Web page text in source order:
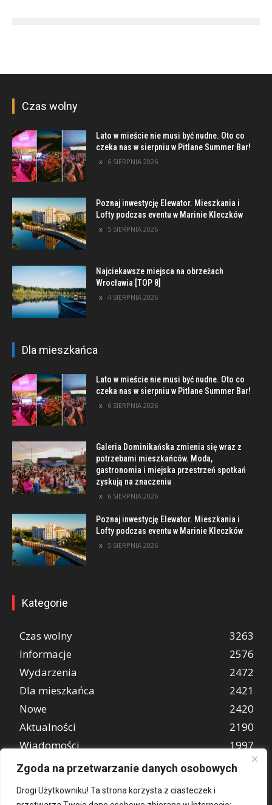
Zgoda na przetwarzanie danych osobowych
Drogi Użytkowniku! Ta strona korzysta z ciasteczek i
Czas wolny
Lato w mieście nie musi być nudne. Oto co
czeka nas w sierpniu w Pitlane Summer Bar!
6 SIERPNIA 2026
Poznaj inwestycję Elewator. Mieszkania i
Lofty podczas eventu w Marinie Kleczków
5 SIERPNIA 2026
Najciekawsze miejsca na obrzeżach
Wrocławia [TOP 8]
4 SIERPNIA 2026
Dla mieszkańca
Lato w mieście nie musi być nudne. Oto co
czeka nas w sierpniu w Pitlane Summer Bar!
6 SIERPNIA 2026
Galeria Dominikańska zmienia się wraz z
potrzebami mieszkańców. Moda,
gastronomia i miejska przestrzeń spotkań
zyskują na znaczeniu
6 SIERPNIA 2026
Poznaj inwestycję Elewator. Mieszkania i
Lofty podczas eventu w Marinie Kleczków
5 SIERPNIA 2026
Kategorie
Czas wolny
3263
Informacje
2576
Wydarzenia
2472
Dla mieszkańca
2421
Nowe
2420
Aktualności
2190
Wiadomości
1997
REKLAMA
849